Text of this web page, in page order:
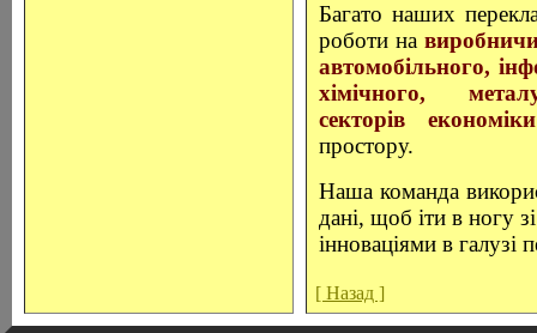
Багато наших
роботи на
автомобільного,
хімічного,
секторів економіки
простору.
Наша команда
дані, щоб іти в ногу
інноваціями в галузі
[ Назад ]